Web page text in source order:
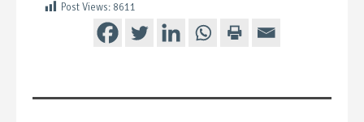
Post Views: 8611